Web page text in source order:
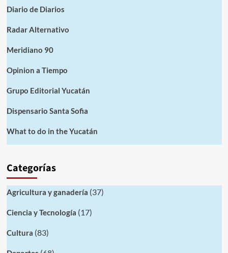
Diario de Diarios
Radar Alternativo
Meridiano 90
Opinion a Tiempo
Grupo Editorial Yucatán
Dispensario Santa Sofia
What to do in the Yucatán
Categorías
Agricultura y ganadería (37)
Ciencia y Tecnología (17)
Cultura (83)